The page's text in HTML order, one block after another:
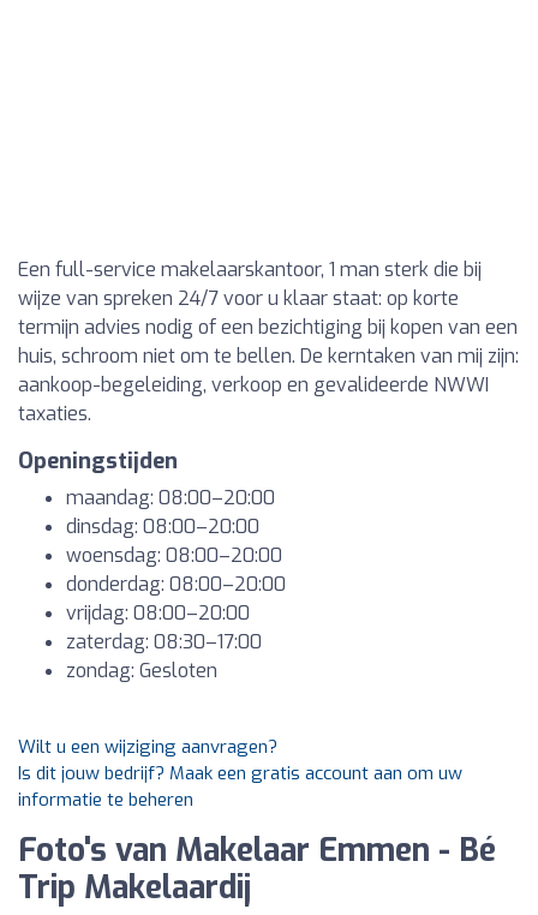
Een full-service makelaarskantoor, 1 man sterk die bij
wijze van spreken 24/7 voor u klaar staat: op korte
termijn advies nodig of een bezichtiging bij kopen van een
huis, schroom niet om te bellen. De kerntaken van mij zijn:
aankoop-begeleiding, verkoop en gevalideerde NWWI
taxaties.
Openingstijden
maandag: 08:00–20:00
dinsdag: 08:00–20:00
woensdag: 08:00–20:00
donderdag: 08:00–20:00
vrijdag: 08:00–20:00
zaterdag: 08:30–17:00
zondag: Gesloten
Wilt u een wijziging aanvragen?
Is dit jouw bedrijf? Maak een gratis account aan om uw
informatie te beheren
Foto's van Makelaar Emmen - Bé
Trip Makelaardij